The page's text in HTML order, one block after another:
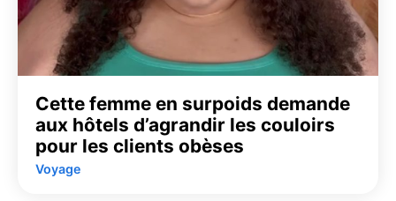
Cette femme en surpoids demande
aux hôtels d’agrandir les couloirs
pour les clients obèses
Voyage